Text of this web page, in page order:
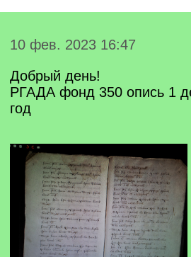
10 фев. 2023 16:47
Добрый день!
РГАДА фонд 350 опись 1
год